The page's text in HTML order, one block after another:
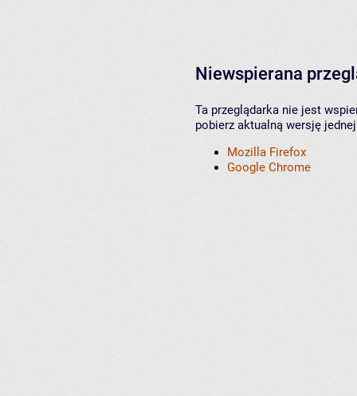
Niewspierana
Ta przeglądarka nie jest
pobierz aktualną wersję
Mozilla Firefox
Google Chrome